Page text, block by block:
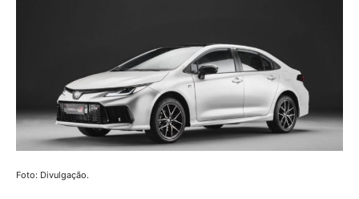
Foto: Divulgação.